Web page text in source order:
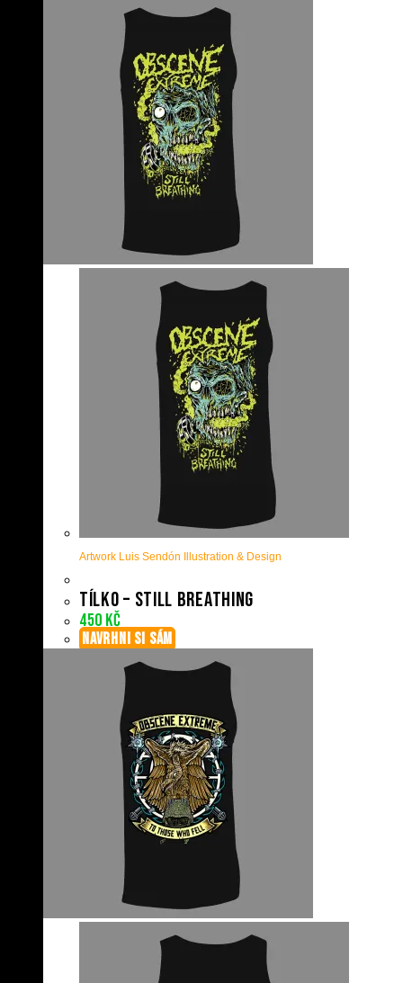
Artwork Luis Sendón Illustration & Design
Tílko – Still Breathing
450 Kč
NAVRHNI SI SÁM